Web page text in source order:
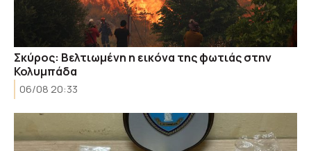
Σκύρος: Βελτιωμένη η εικόνα της φωτιάς στην
Κολυμπάδα
06/08 20:33